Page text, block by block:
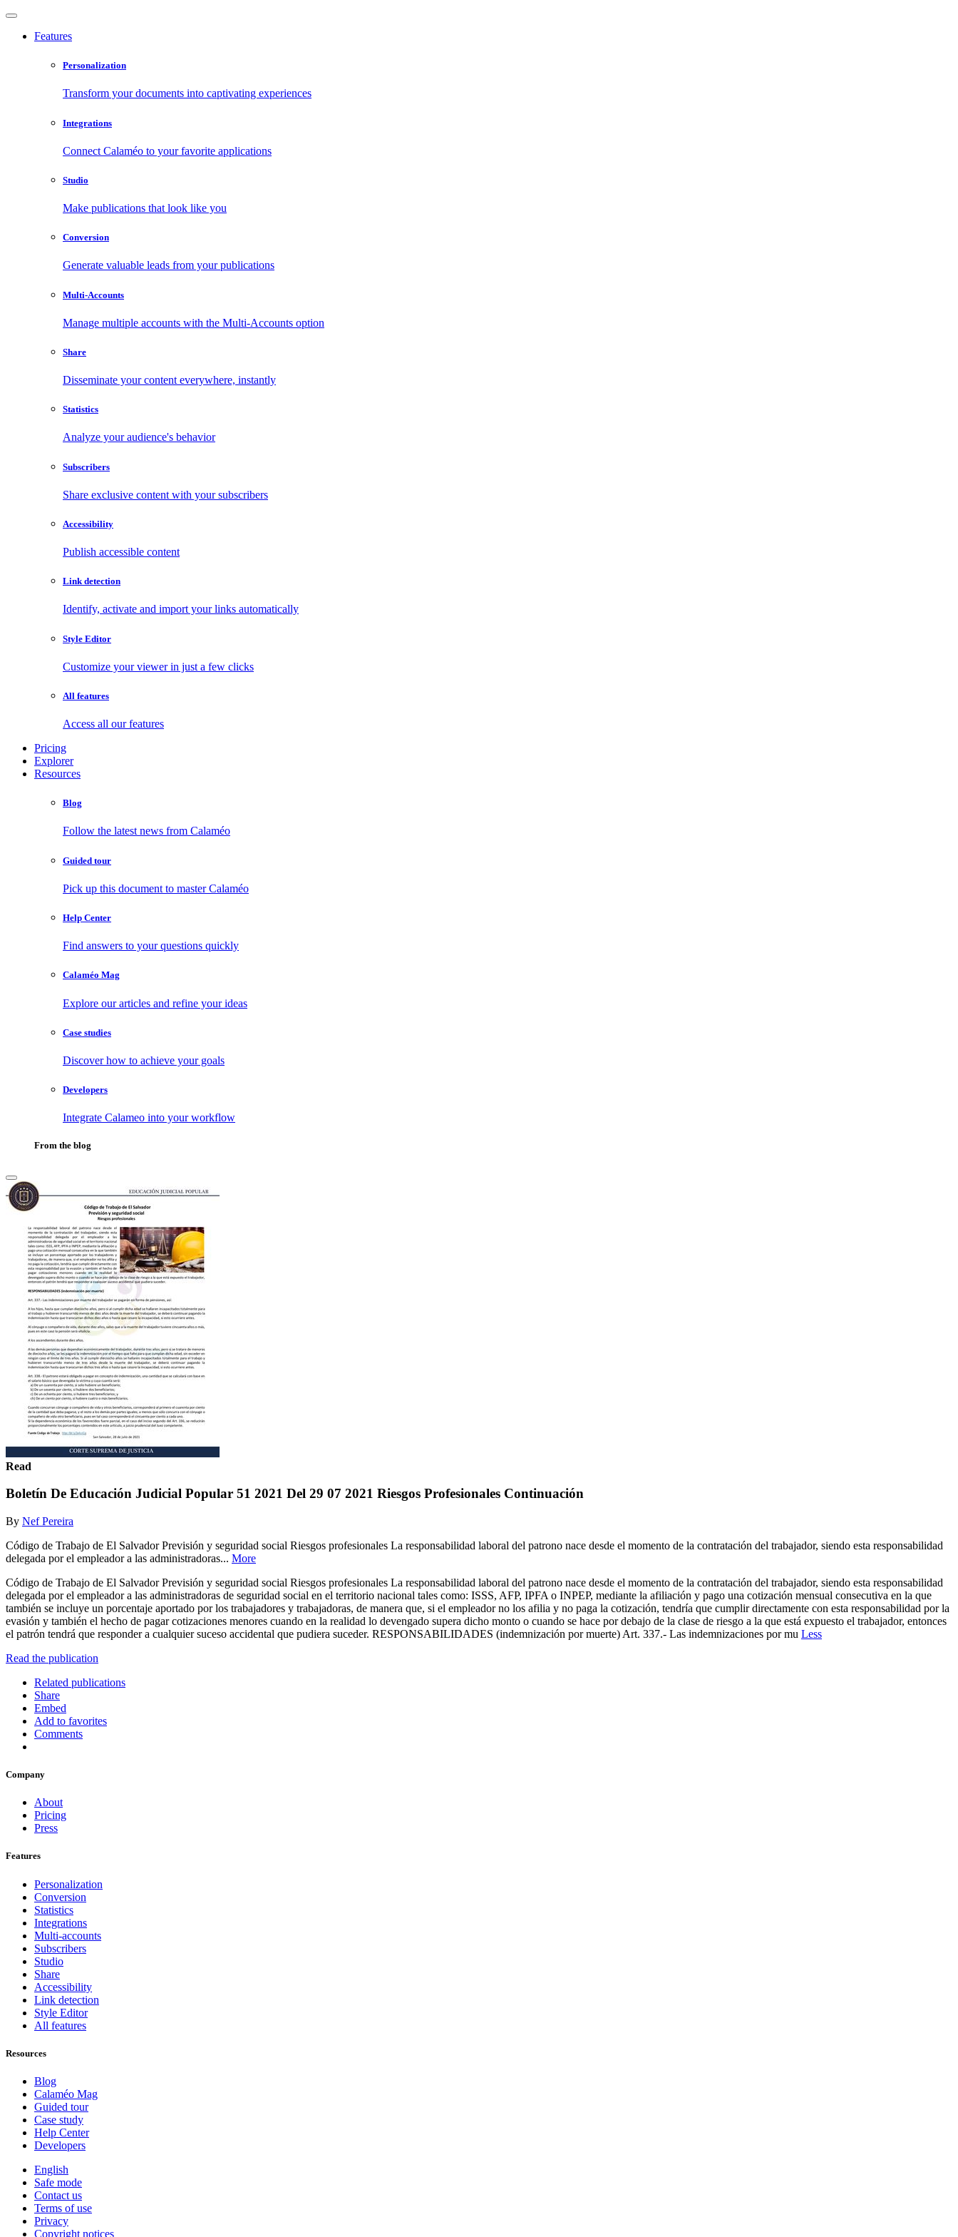
Features
Personalization
Transform your documents into captivating experiences
Integrations
Connect Calaméo to your favorite applications
Studio
Make publications that look like you
Conversion
Generate valuable leads from your publications
Multi-Accounts
Manage multiple accounts with the Multi-Accounts option
Share
Disseminate your content everywhere, instantly
Statistics
Analyze your audience's behavior
Subscribers
Share exclusive content with your subscribers
Accessibility
Publish accessible content
Link detection
Identify, activate and import your links automatically
Style Editor
Customize your viewer in just a few clicks
All features
Access all our features
Pricing
Explorer
Resources
Blog
Follow the latest news from Calaméo
Guided tour
Pick up this document to master Calaméo
Help Center
Find answers to your questions quickly
Calaméo Mag
Explore our articles and refine your ideas
Case studies
Discover how to achieve your goals
Developers
Integrate Calameo into your workflow
From the blog
Read
Boletín De Educación Judicial Popular 51 2021 Del 29 07 2021 Riesgos Profesionales Continuación
By Nef Pereira
Código de Trabajo de El Salvador Previsión y seguridad social Riesgos profesionales La responsabilidad laboral del patrono nace desde el momento de la contratación del trabajador, siendo esta responsabilidad
delegada por el empleador a las administradoras... More
Código de Trabajo de El Salvador Previsión y seguridad social Riesgos profesionales La responsabilidad laboral del patrono nace desde el momento de la contratación del trabajador, siendo esta responsabilidad
delegada por el empleador a las administradoras de seguridad social en el territorio nacional tales como: ISSS, AFP, IPFA o INPEP, mediante la afiliación y pago una cotización mensual consecutiva en la que
también se incluye un porcentaje aportado por los trabajadores y trabajadoras, de manera que, si el empleador no los afilia y no paga la cotización, tendría que cumplir directamente con esta responsabilidad por la
evasión y también el hecho de pagar cotizaciones menores cuando en la realidad lo devengado supera dicho monto o cuando se hace por debajo de la clase de riesgo a la que está expuesto el trabajador, entonces
el patrón tendrá que responder a cualquier suceso accidental que pudiera suceder. RESPONSABILIDADES (indemnización por muerte) Art. 337.- Las indemnizaciones por mu Less
Read the publication
Related publications
Share
Embed
Add to favorites
Comments
Company
About
Pricing
Press
Features
Personalization
Conversion
Statistics
Integrations
Multi-accounts
Subscribers
Studio
Share
Accessibility
Link detection
Style Editor
All features
Resources
Blog
Calaméo Mag
Guided tour
Case study
Help Center
Developers
English
Safe mode
Contact us
Terms of use
Privacy
Copyright notices